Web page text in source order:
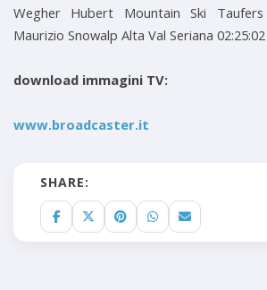
Wegher Hubert Mountain Ski
Maurizio Snowalp Alta Val Seriana 02:25:02
download immagini TV:
www.broadcaster.it
SHARE: